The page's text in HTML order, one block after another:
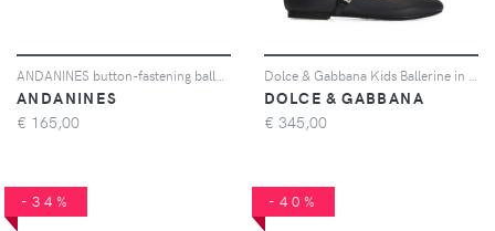
ANDANINES
€ 165,00
DOLCE & GABBANA
€ 345,00
-34% -40%